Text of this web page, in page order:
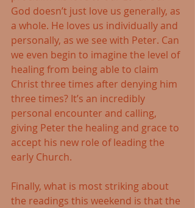
God doesn’t just love us generally, as
a whole. He loves us individually and
personally, as we see with Peter. Can
we even begin to imagine the level of
healing from being able to claim
Christ three times after denying him
three times? It’s an incredibly
personal encounter and calling,
giving Peter the healing and grace to
accept his new role of leading the
early Church.
Finally, what is most striking about
the readings this weekend is that the